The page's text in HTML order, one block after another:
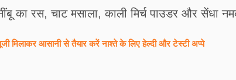
का रस, चाट मसाला, काली मिर्च पाउडर और सेंधा
मिलाकर आसानी से तैयार करें नाश्ते के लिए हेल्दी और टेस्टी अप्पे